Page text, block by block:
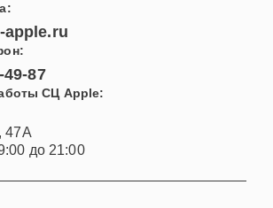
apple.ru
49-87
СЦ Apple:
47А
до 21:00